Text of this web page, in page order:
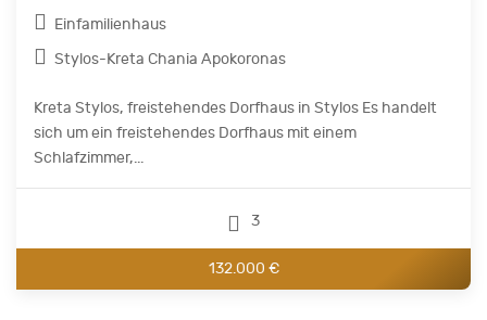
Einfamilienhaus
Stylos-Kreta Chania Apokoronas
Kreta Stylos, freistehendes Dorfhaus in Stylos Es handelt
sich um ein freistehendes Dorfhaus mit einem
Schlafzimmer,...
3
132.000 €